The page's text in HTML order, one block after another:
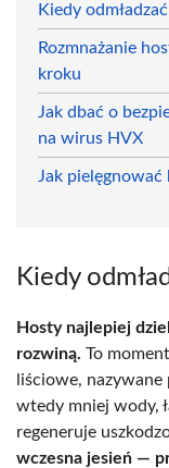
Kiedy
Rozmnażanie
kroku
Jak dbać o
na wirus HVX
Jak pielęgnować
Kiedy
Hosty najlepiej
rozwiną. To
liściowe, nazywane
wtedy mniej wody,
regeneruje
wczesna jesień —